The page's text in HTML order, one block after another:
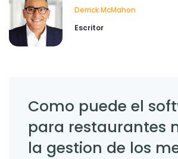
Derrick McMahon
Escritor
Como puede el
para restaurantes
la gestion de los